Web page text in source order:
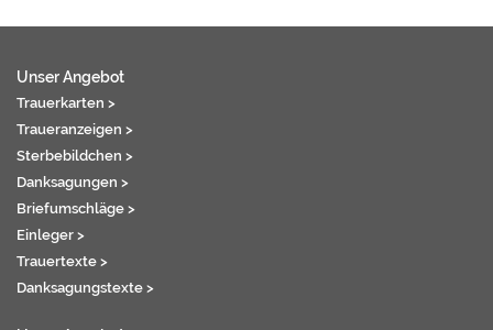
Unser Angebot
Trauerkarten >
Traueranzeigen >
Sterbebildchen >
Danksagungen >
Briefumschläge >
Einleger >
Trauertexte >
Danksagungstexte >